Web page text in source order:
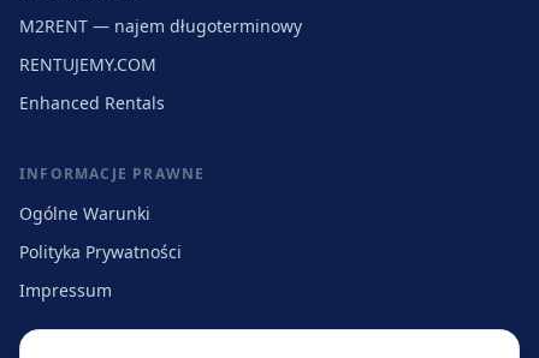
M2RENT — najem długoterminowy
RENTUJEMY.COM
Enhanced Rentals
INFORMACJE PRAWNE
Ogólne Warunki
Polityka Prywatności
Impressum